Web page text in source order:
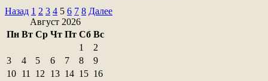
Пагинация
записей
Назад 1 2 3 4 5 6 7 8 Далее
Август 2026
Пн Вт Ср Чт Пт Сб Вс
1
2
3
4 5 6 7 8
9
10 11 12 13 14 15 16